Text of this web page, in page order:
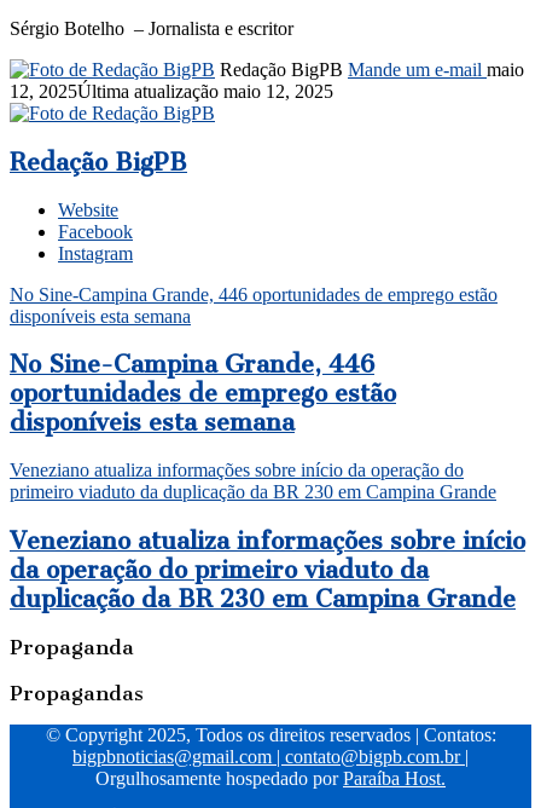
Sérgio Botelho – Jornalista e escritor
Redação BigPB Mande um e-mail maio
12, 2025Última atualização maio 12, 2025
Redação BigPB
Website
Facebook
Instagram
No Sine-Campina Grande, 446 oportunidades de emprego estão
disponíveis esta semana
No Sine-Campina Grande, 446
oportunidades de emprego estão
disponíveis esta semana
Veneziano atualiza informações sobre início da operação do
primeiro viaduto da duplicação da BR 230 em Campina Grande
Veneziano atualiza informações sobre início
da operação do primeiro viaduto da
duplicação da BR 230 em Campina Grande
Propaganda
Propagandas
© Copyright 2025, Todos os direitos reservados | Contatos:
bigpbnoticias@gmail.com
contato@bigpb.com.br
Orgulhosamente hospedado porParaíba Host.